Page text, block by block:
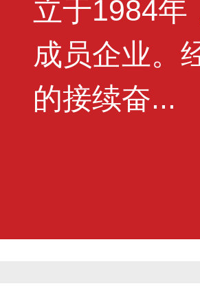
立于1984年
成员企业。
的接续奋...